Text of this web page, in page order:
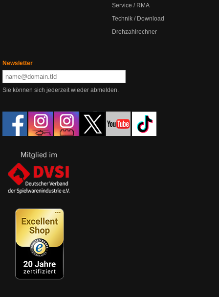
Service / RMA
Technik / Download
Drehzahlrechner
Newsletter
Sie können sich jederzeit wieder abmelden.